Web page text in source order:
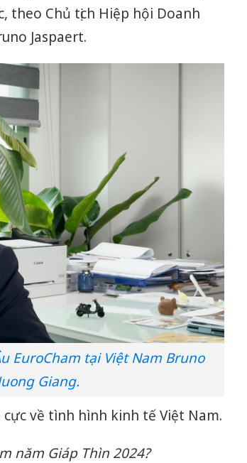
theo Chủ tịch Hiệp hội Doanh
Jaspaert.
EuroCham tại Việt Nam Bruno
Giang.
về tình hình kinh tế Việt Nam.
năm Giáp Thìn 2024?